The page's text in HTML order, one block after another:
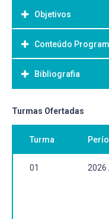
Objetivos
Objetivo Geral:
A referida disciplina
atendimento clínico
esta visa ao
Conteúdo
Bibliografia
Bibliografia Básica:
Sem bibliografia
Turmas Ofertadas
Turma
01 2026